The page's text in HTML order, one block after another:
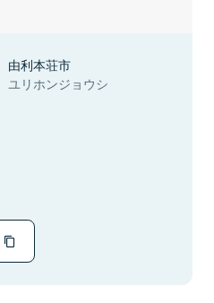
由利本荘市
ユリホンジョウシ